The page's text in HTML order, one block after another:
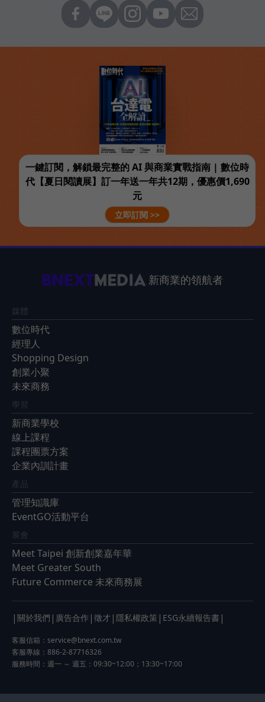
一鍵訂閱，解鎖最完整的 AI 與商業實戰指南 | 數位時
代【夏日閱讀展】訂一年送一年共12期，優惠價1,690
元
立即訂閱 >>
新商業的領航者
媒體
數位時代
經理人
Shopping Design
創業小聚
未來商務
學習
新商業學校
線上課程
課程團票方案
企業內訓計畫
產品
管理知識庫
EventGO活動平台
展會
Meet Taipei 創新創業嘉年華
Meet Greater South
Future Commerce 未來商務展
| 關於我們 | 廣告合作 | 徵才 | 隱私權政策 | ESG永續報告書 |
客服信箱： service@bnext.com.tw
客服專線：886-2-87716326
服務時間：週一 ～ 週五：09:30~12:00；13:30~17:00